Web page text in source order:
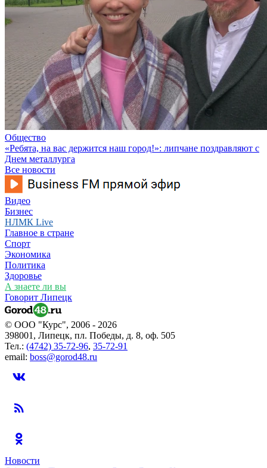
Общество
«Ребята, на вас держится наш город!»: липчане поздравляют с
Днем металлурга
Все новости
Видео
Бизнес
НЛМК Live
Главное в стране
Спорт
Экономика
Политика
Здоровье
А знаете ли вы
Говорит Липецк
© ООО "Курс", 2006 - 2026
398001, Липецк, пл. Победы, д. 8, оф. 505
Тел.: (4742) 35-72-96, 35-72-91
email: boss@gorod48.ru
Новости